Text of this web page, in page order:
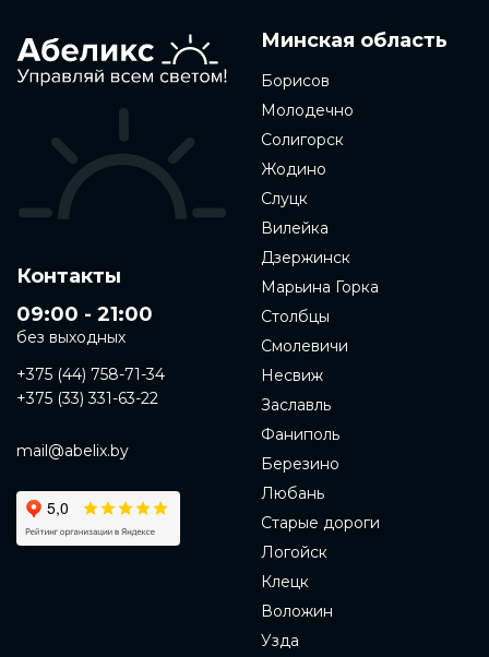
Контакты
09:00 - 21:00
без выходных
+375 (44) 758-71-34
+375 (33) 331-63-22
mail@abelix.by
Минская область
Борисов
Молодечно
Солигорск
Жодино
Слуцк
Вилейка
Дзержинск
Марьина Горка
Столбцы
Смолевичи
Несвиж
Заславль
Фаниполь
Березино
Любань
Старые дороги
Логойск
Клецк
Воложин
Узда